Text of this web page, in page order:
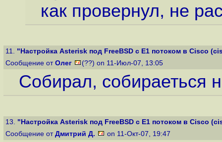
как провернул, не
11. "Настройка Asterisk под FreeBSD с E1 потоком в Cisco
Сообщение от Олег (??) on 11-Июл-07, 13:05
Собирал, собираеться
13. "Настройка Asterisk под FreeBSD с E1 потоком в Cisco
Сообщение от Дмитрий Д. on 11-Окт-07, 19:47